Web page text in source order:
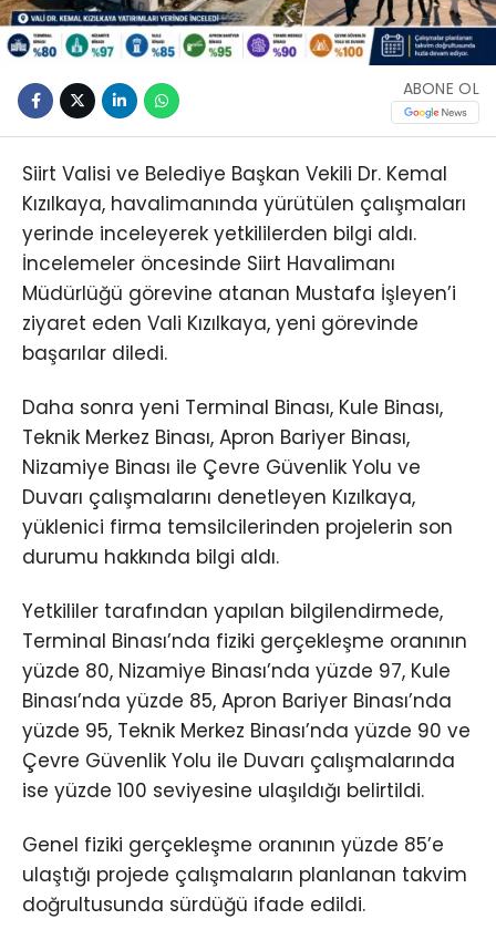
ABONE OL
Siirt Valisi ve Belediye Başkan Vekili Dr. Kemal
Kızılkaya, havalimanında yürütülen çalışmaları
yerinde inceleyerek yetkililerden bilgi aldı.
İncelemeler öncesinde Siirt Havalimanı
Müdürlüğü görevine atanan Mustafa İşleyen’i
ziyaret eden Vali Kızılkaya, yeni görevinde
başarılar diledi.
Daha sonra yeni Terminal Binası, Kule Binası,
Teknik Merkez Binası, Apron Bariyer Binası,
Nizamiye Binası ile Çevre Güvenlik Yolu ve
Duvarı çalışmalarını denetleyen Kızılkaya,
yüklenici firma temsilcilerinden projelerin son
durumu hakkında bilgi aldı.
Yetkililer tarafından yapılan bilgilendirmede,
Terminal Binası’nda fiziki gerçekleşme oranının
yüzde 80, Nizamiye Binası’nda yüzde 97, Kule
Binası’nda yüzde 85, Apron Bariyer Binası’nda
yüzde 95, Teknik Merkez Binası’nda yüzde 90 ve
Çevre Güvenlik Yolu ile Duvarı çalışmalarında
ise yüzde 100 seviyesine ulaşıldığı belirtildi.
Genel fiziki gerçekleşme oranının yüzde 85’e
ulaştığı projede çalışmaların planlanan takvim
doğrultusunda sürdüğü ifade edildi.